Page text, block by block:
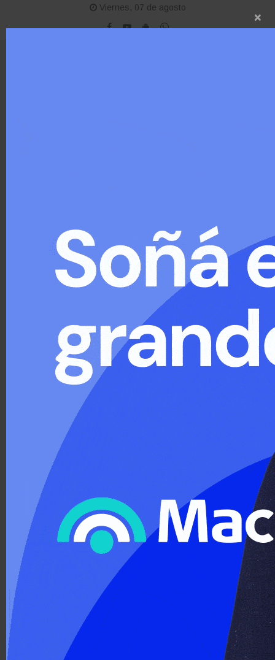
Viernes, 07 de agosto
ÚLTIMO MOMENTO :
Detectan cocaína oculta en carne que iba a ser entregada a
›
×